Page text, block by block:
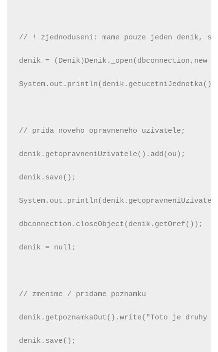
// ! zjednoduseni: mame pouze jeden denik, s
denik = (Denik)Denik._open(dbconnection,new
// prida noveho opravneneho uzivatele;
denik.getopravneniUzivatele().add(ou);
denik.save();
dbconnection.closeObject(denik.getOref());
denik = null;
// zmenime / pridame poznamku
denik.getpoznamkaOut().write("Toto je druhy
denik.save();